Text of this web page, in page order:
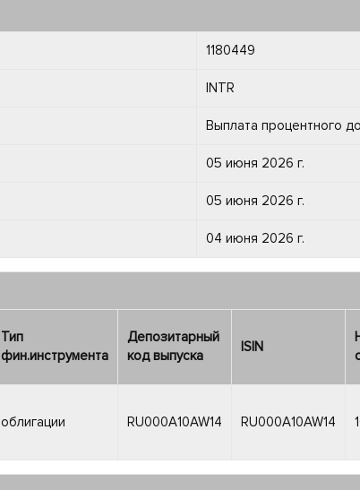
1180449
INTR
Выплата процентного
05 июня 2026 г.
05 июня 2026 г.
04 июня 2026 г.
Тип
фин.инструмента
Депозитарный
код выпуска
ISIN
облигации RU000A10AW14 RU000A10AW14